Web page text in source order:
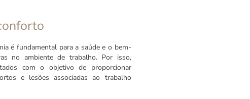
é fundamental para a saúde e o bem-
no ambiente de trabalho. Por isso,
com o objetivo de proporcionar
e lesões associadas ao trabalho